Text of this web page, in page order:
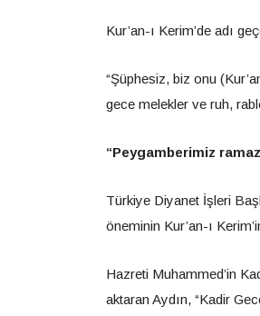
Kur’an-ı Kerim’de adı
“Şüphesiz, biz onu
gece melekler ve ruh,
“Peygamberimiz
Türkiye Diyanet İşleri
öneminin Kur’an-ı
Hazreti Muhammed’in
aktaran Aydın, “Kadir